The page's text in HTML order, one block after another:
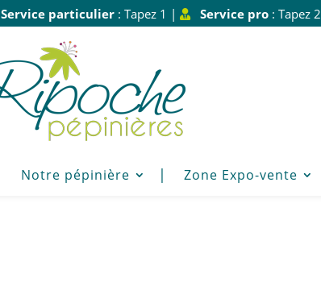
Service particulier: Tapez 1 | Service pro: Tapez 2
Notre pépinière Zone Expo-vente